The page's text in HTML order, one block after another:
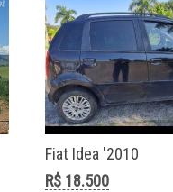
Fiat Idea '2010
R$ 18.500